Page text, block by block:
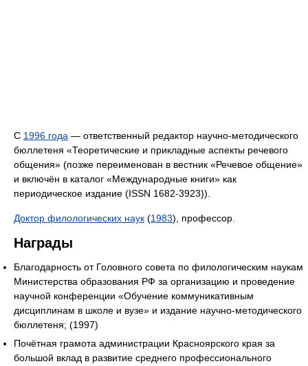
С 1996 года — ответственный редактор научно-методического
бюллетеня «Теоретические и прикладные аспекты речевого
общения» (позже переименован в вестник «Речевое общение»
и включён в каталог «Международные книги» как
периодическое издание (ISSN 1682-3923)).
Доктор филологических наук (1983), профессор.
Награды
Благодарность от Головного совета по филологическим наукам
Министерства образования РФ за организацию и проведение
научной конференции «Обучение коммуникативным
дисциплинам в школе и вузе» и издание научно-методического
бюллетеня; (1997)
Почётная грамота администрации Красноярского края за
большой вклад в развитие среднего профессионального